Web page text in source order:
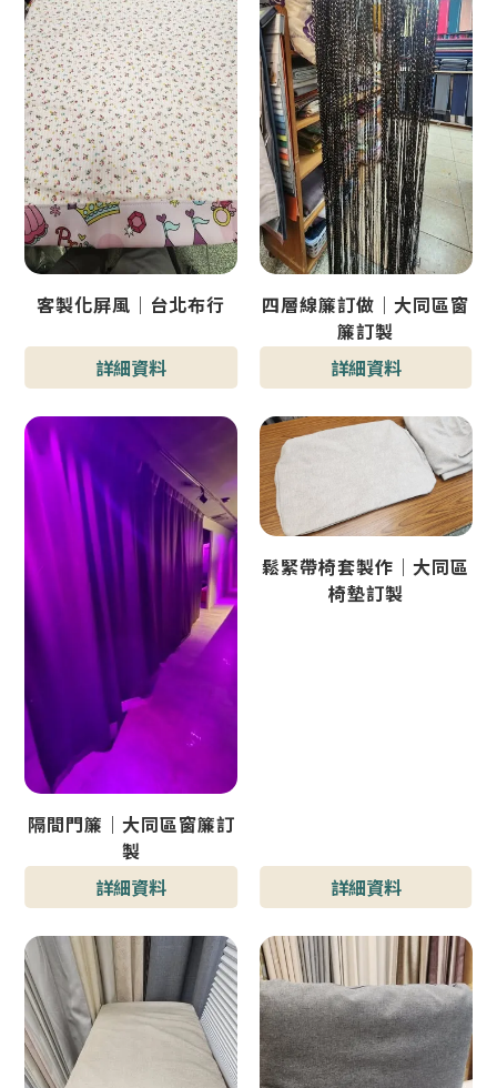
客製化屏風｜台北布行
詳細資料
四層線簾訂做｜大同區窗
簾訂製
詳細資料
隔間門簾｜大同區窗簾訂
製
型號 : 小酒吧隔間門簾
詳細資料
鬆緊帶椅套製作｜大同區
椅墊訂製
詳細資料